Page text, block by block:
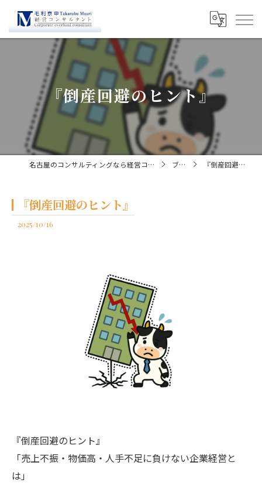
『倒産回避のヒント』
名古屋のコンサルティングなら経営コンサルタント毛利京申 ブログ 『倒産回避のヒント』
『倒産回避のヒント』
2025/10/16
『倒産回避のヒント』
「売上不振・物価高・人手不足に負けない企業経営と
は」